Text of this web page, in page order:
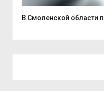
В Смоленской области